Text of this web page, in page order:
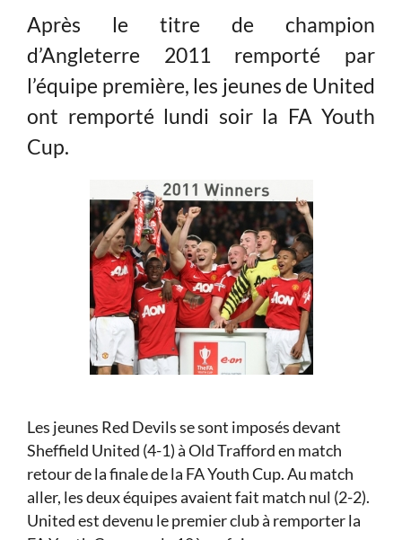
Après le titre de champion
d’Angleterre 2011 remporté par
l’équipe première, les jeunes de United
ont remporté lundi soir la FA Youth
Cup.
Les jeunes Red Devils se sont imposés devant
Sheffield United (4-1) à Old Trafford en match
retour de la finale de la FA Youth Cup. Au match
aller, les deux équipes avaient fait match nul (2-2).
United est devenu le premier club à remporter la